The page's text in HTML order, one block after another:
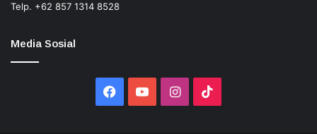
Telp. +62 857 1314 8528
Media Sosial
Facebook
YouTubeInstagram